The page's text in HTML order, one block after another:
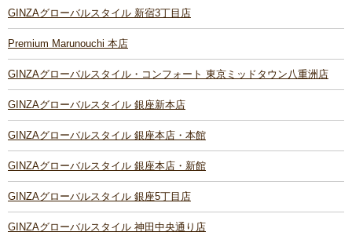
GINZAグローバルスタイル 新宿3丁目店
Premium Marunouchi 本店
GINZAグローバルスタイル・コンフォート 東京ミッドタウン八重洲店
GINZAグローバルスタイル 銀座新本店
GINZAグローバルスタイル 銀座本店・本館
GINZAグローバルスタイル 銀座本店・新館
GINZAグローバルスタイル 銀座5丁目店
GINZAグローバルスタイル 神田中央通り店